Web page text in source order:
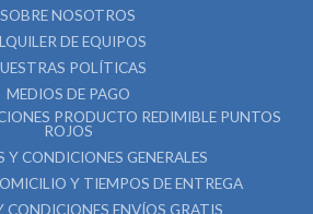
SOBRE NOSOTROS
DE EQUIPOS
POLÍTICAS
MEDIOS DE PAGO
PRODUCTO REDIMIBLE PUNTOS
ROJOS
Y CONDICIONES GENERALES
Y TIEMPOS DE ENTREGA
CONDICIONES ENVÍOS GRATIS